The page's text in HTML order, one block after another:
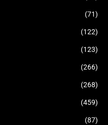
(71)
(122)
(123)
(266)
(268)
(459)
(87)